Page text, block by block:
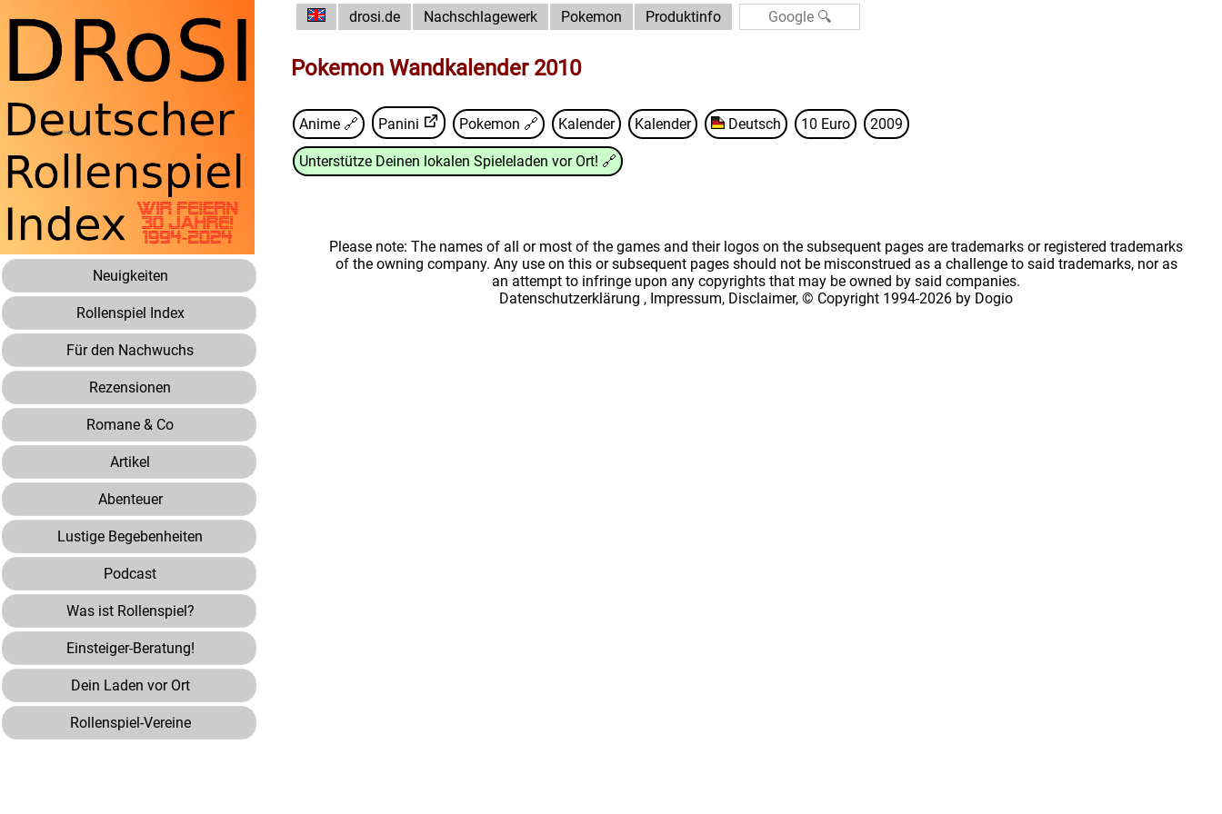
Neuigkeiten
Rollenspiel Index
Für den Nachwuchs
Rezensionen
Romane & Co
Artikel
Abenteuer
Lustige Begebenheiten
Podcast
Was ist Rollenspiel?
Einsteiger-Beratung!
Dein Laden vor Ort
Rollenspiel-Vereine
drosi.de Nachschlagewerk Pokemon Produktinfo
Pokemon Wandkalender 2010
Anime 🔗 Panini Pokemon 🔗 Kalender Kalender Deutsch 10 Euro 2009
Unterstütze Deinen lokalen Spieleladen vor Ort! 🔗
Please note: The names of all or most of the games and their logos on the subsequent pages are trademarks or registered trademarks
of the owning company. Any use on this or subsequent pages should not be misconstrued as a challenge to said trademarks, nor as
an attempt to infringe upon any copyrights that may be owned by said companies.
Datenschutzerklärung , Impressum, Disclaimer, © Copyright 1994-2026 by Dogio